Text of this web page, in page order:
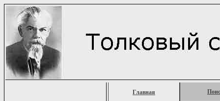
Главная